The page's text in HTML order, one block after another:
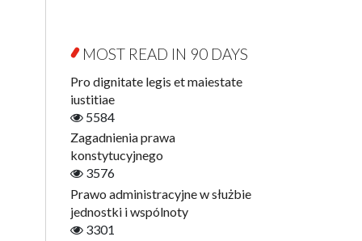
Other
Open Access
Contemporary Asian Studies
Series
Digitisation
Education for Wisdom
Economics
Film! Scholars
Finance
Gerontology
Interdisciplinary Urban Studies
MOST READ IN 90 DAYS
Pro dignitate legis et maiestate
iustitiae
5584
Zagadnienia prawa
konstytucyjnego
3576
Prawo administracyjne w służbie
jednostki i wspólnoty
3301